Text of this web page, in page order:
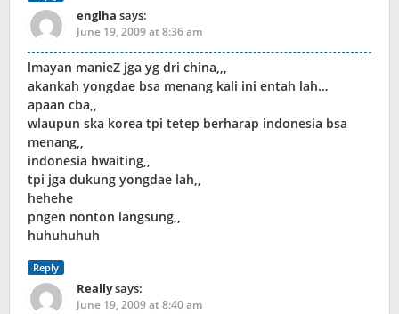
englha says:
June 19, 2009 at 8:36 am
lmayan manieZ jga yg dri china,,,
akankah yongdae bsa menang kali ini entah lah…
apaan cba,,
wlaupun ska korea tpi tetep berharap indonesia bsa
menang,,
indonesia hwaiting,,
tpi jga dukung yongdae lah,,
hehehe
pngen nonton langsung,,
huhuhuhuh
Reply
Reallysays:
June 19, 2009 at 8:40 am